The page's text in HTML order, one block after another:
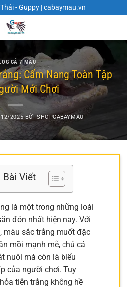
- Guppy | cabaymau.vn
CÁ 7 MÀU
Cẩm Nang Toàn Tập
Mới Chơi
2025 BỞISHOPCABAYMAU
Bài Viết
là một trong những loài
đón nhất hiện nay. Với
màu sắc trắng muốt đặc
mồi mạnh mẽ, chú cá
nuôi mà còn là biểu
của người chơi. Tuy
tiễn trắng không hề